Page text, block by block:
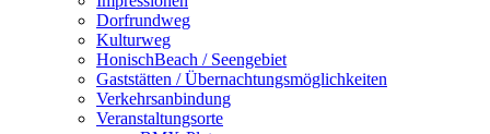
Dorfrundweg
Kulturweg
HonischBeach / Seengebiet
Gaststätten / Übernachtungsmöglichkeiten
Verkehrsanbindung
Veranstaltungsorte